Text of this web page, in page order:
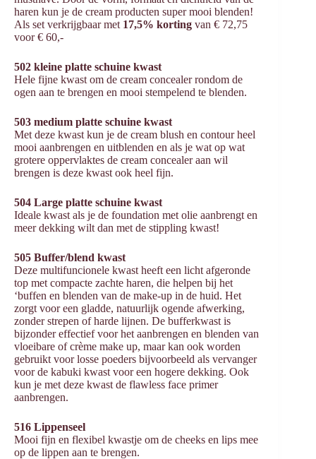
haren kun je de cream producten super mooi blenden!
Als set verkrijgbaar met 17,5% korting van € 72,75
voor € 60,-
502 kleine platte schuine kwast
Hele fijne kwast om de cream concealer rondom de
ogen aan te brengen en mooi stempelend te blenden.
503 medium platte schuine kwast
Met deze kwast kun je de cream blush en contour heel
mooi aanbrengen en uitblenden en als je wat op wat
grotere oppervlaktes de cream concealer aan wil
brengen is deze kwast ook heel fijn.
504 Large platte schuine kwast
Ideale kwast als je de foundation met olie aanbrengt en
meer dekking wilt dan met de stippling kwast!
505 Buffer/blend kwast
Deze multifuncionele kwast heeft een licht afgeronde
top met compacte zachte haren, die helpen bij het
‘buffen en blenden van de make-up in de huid. Het
zorgt voor een gladde, natuurlijk ogende afwerking,
zonder strepen of harde lijnen. De bufferkwast is
bijzonder effectief voor het aanbrengen en blenden van
vloeibare of crème make up, maar kan ook worden
gebruikt voor losse poeders bijvoorbeeld als vervanger
voor de kabuki kwast voor een hogere dekking. Ook
kun je met deze kwast de flawless face primer
aanbrengen.
516 Lippenseel
Mooi fijn en flexibel kwastje om de cheeks en lips mee
op de lippen aan te brengen.